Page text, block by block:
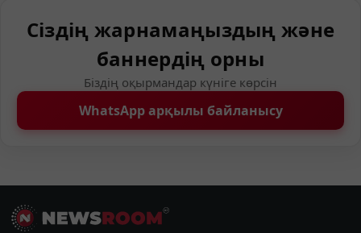
Сіздің жарнамаңыздың және
баннердің орны
Біздің оқырмандар күніге көрсін
WhatsApp арқылы байланысу